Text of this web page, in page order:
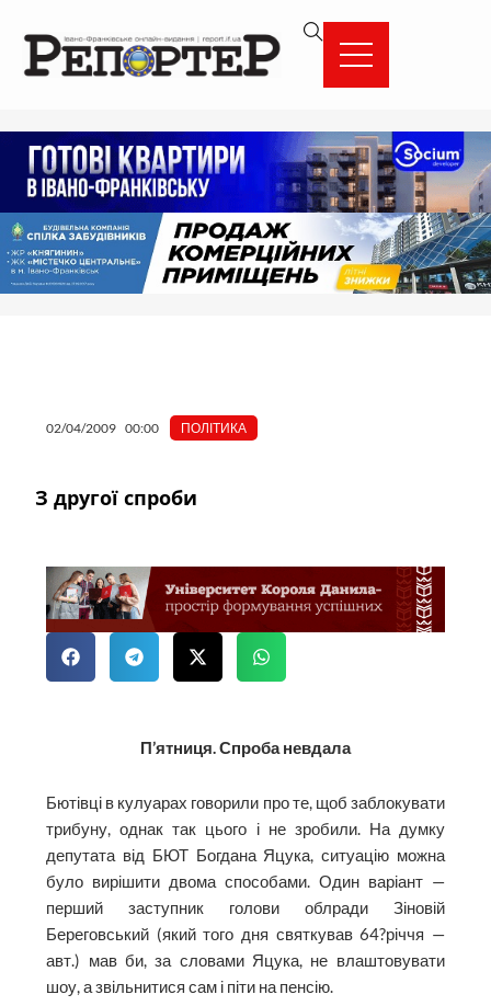
вмісту
02/04/2009 00:00 ПОЛІТИКА
З другої спроби
П’ятниця. Спроба невдала
Бютівці в кулуарах говорили про те, щоб заблокувати
трибуну, однак так цього і не зробили. На думку
депутата від БЮТ Богдана Яцука, ситуацію можна
було вирішити двома способами. Один варіант —
перший заступник голови облради Зіновій
Береговський (який того дня святкував 64?річчя —
авт.) мав би, за словами Яцука, не влаштовувати
шоу, а звільнитися сам і піти на пенсію.